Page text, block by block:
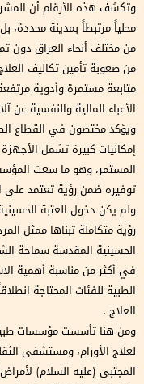
وتكشف هذه الأرقام أن
محلياً مرتبطاً بمدينة
من مختلف أنحاء العراق دون
من صعوبة تأمين تكاليف
متابعة مستمرة وأدوية
الأعباء المالية والنفسية عن
ويؤكد مختصون في القطاع
إمكانيات كبيرة تشمل
المستمر، وهو ما سعت
توفيره ضمن رؤية تعتمد على
ولم يكن دخول العتبة
رؤية متكاملة تبناها ممثل
الحسينية المقدسة سماحة
في أكثر من مناسبة أهمية
الطبية للفئات المحتاجة
العلاج .
ومن هنا تأسست مؤسسات
لعلاج الأورام، ومستشفى
المجتبى (عليه السلام)